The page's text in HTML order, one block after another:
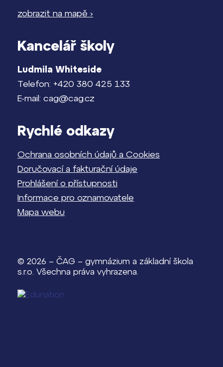
zobrazit na mapě ›
Kancelář školy
Ludmila Whiteside
Telefon: +420 380 425 133
E-mail: cag@cag.cz
Rychlé odkazy
Ochrana osobních údajů a Cookies
Doručovací a fakturační údaje
Prohlášení o přístupnosti
Informace pro oznamovatele
Mapa webu
© 2026 – ČAG – gymnázium a základní škola
s.r.o. Všechna práva vyhrazena.